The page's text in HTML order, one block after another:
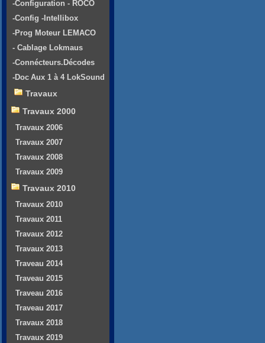
-Configuration - ROCO
-Config -Intellibox
-Prog Moteur LEMACO
- Cablage Lokmaus
-Connécteurs.Décodes
-Doc Aux 1 à 4 LokSound
Travaux
Travaux 2000
Travaux 2006
Travaux 2007
Travaux 2008
Travaux 2009
Travaux 2010
Travaux 2010
Travaux 2011
Travaux 2012
Travaux 2013
Traveau 2014
Traveau 2015
Traveau 2016
Traveau 2017
Travaux 2018
Travaux 2019